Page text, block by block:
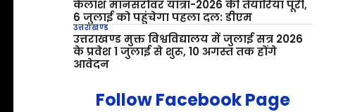
कैलाश मानसरोवर यात्रा-2026 की तैयारियां पूरी,
6 जुलाई को पहुंचेगा पहला दल: डीएम
उत्तराखण्ड
उत्तराखण्ड मुक्त विश्वविद्यालय में जुलाई सत्र 2026
के प्रवेश 1 जुलाई से शुरू, 10 अगस्त तक होंगे
आवेदन
Follow Facebook Page